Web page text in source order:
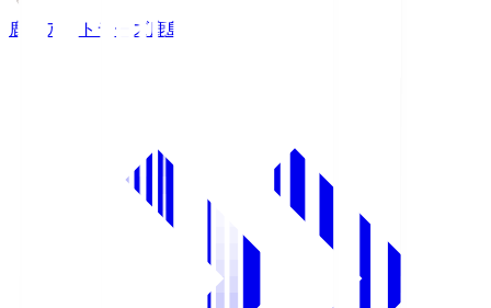
鹿島アントラーズ鹿島